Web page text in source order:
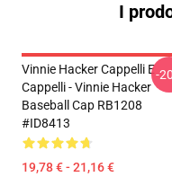
I
Vinnie Hacker Cappelli E
Cappelli - Vinnie Hacker
Baseball Cap RB1208
#ID8413
19,78 € - 21,16 €
-